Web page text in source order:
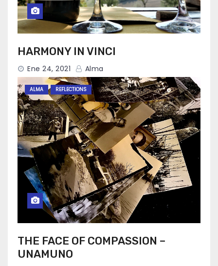
HARMONY IN VINCI
Ene 24, 2021 Alma
ALMA REFLECTIONS
THE FACE OF COMPASSION –
UNAMUNO